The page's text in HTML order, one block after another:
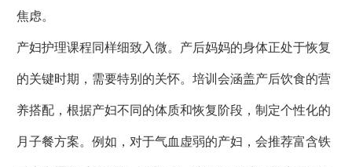
焦虑。
产妇护理课程同样细致入微。产后妈妈的身体正处于恢复
的关键时期，需要特别的关怀。培训会涵盖产后饮食的营
养搭配，根据产妇不同的体质和恢复阶段，制定个性化的
月子餐方案。例如，对于气血虚弱的产妇，会推荐富含铁